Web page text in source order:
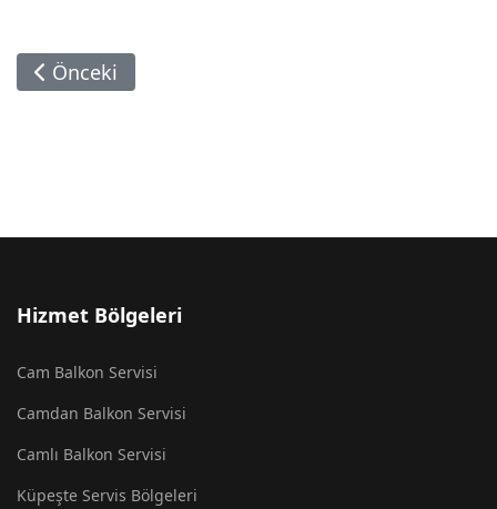
Önceki Makale: Kayışdağı Cam Balkon Servisi
Önceki
Hizmet Bölgeleri
Cam Balkon Servisi
Camdan Balkon Servisi
Camlı Balkon Servisi
Küpeşte Servis Bölgeleri